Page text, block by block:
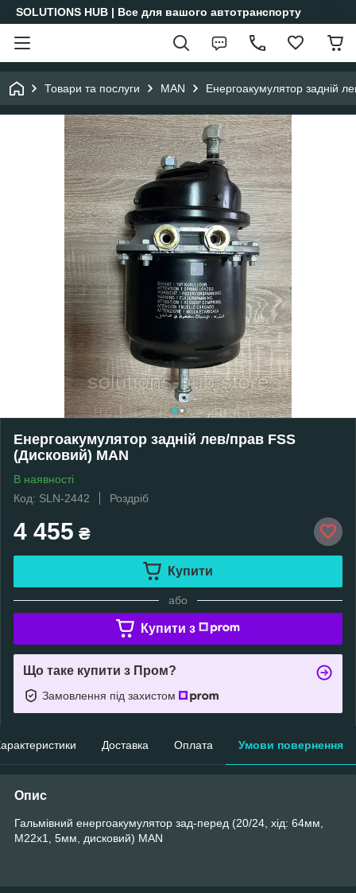
SOLUTIONS HUB | Все для вашого автотранспорту
Товари та послуги MAN Енергоакумулятор задній
Енергоакумулятор задній лев/прав FSS
(Дисковий) MAN
В наявності
Код: SLN-2442
Роздріб
4 455 ₴
Купити
або
Купити з
Що таке купити з Пром?
Замовлення під захистом
Доставка Оплата Умови повернення
Опис
Гальмівний енергоакумулятор зад-перед (20/24, хід: 64мм,
M22x1, 5мм, дисковий) MAN